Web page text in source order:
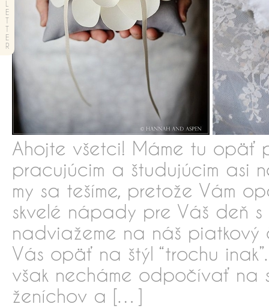
Ahojte všetci! Máme tu opäť
pracujúcim a študujúcim asi
my sa tešíme, pretože Vám
skvelé nápady pre Váš deň s
nadviažeme na náš
Vás opäť na štýl “trochu
však necháme odpočívať na
ženíchov a […]
E
T
T
E
R